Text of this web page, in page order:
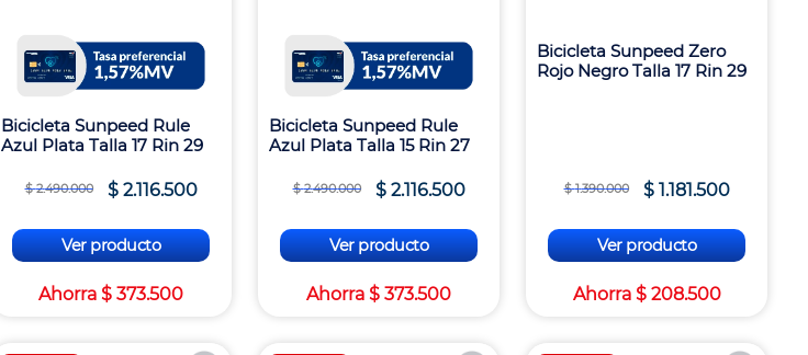
Bicicleta Sunpeed Rule
Azul Plata Talla 17 Rin 29
$ 2.490.000 $ 2.116.500
Ver producto
Ahorra $ 373.500
Bicicleta Sunpeed Rule
Azul Plata Talla 15 Rin 27
$ 2.490.000 $ 2.116.500
Ver producto
Ahorra $ 373.500
Bicicleta Sunpeed Zero
Rojo Negro Talla 17 Rin 29
$ 1.390.000 $ 1.181.500
Ver producto
Ahorra $ 208.500